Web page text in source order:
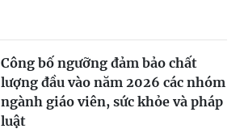
Công bố ngưỡng đảm bảo chất
lượng đầu vào năm 2026 các nhóm
ngành giáo viên, sức khỏe và pháp
luật